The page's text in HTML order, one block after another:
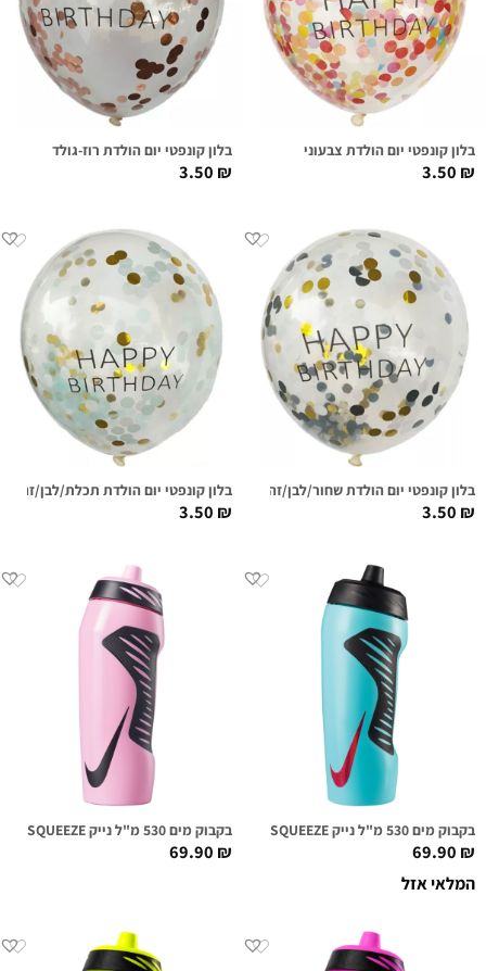
בלון קונפטי יום הולדת צבעוני
3.50₪
בלון קונפטי יום הולדת רוז-גולד
3.50₪
בלון קונפטי יום הולדת שחור/לבן/זהב
3.50₪
בלון קונפטי יום הולדת תכלת/לבן/זהב
3.50₪
בקבוק מים 530 מ"ל נייק NIKE HYPERFUEL SQUEEZE אקווה/אדום מטאלי
69.90₪
המלאי אזל
בקבוק מים 530 מ"ל נייק NIKE HYPERFUEL SQUEEZE ורוד בהיר/שחור
69.90₪